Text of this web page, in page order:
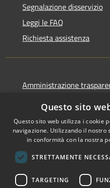
Segnalazione disservizio
Leggi le FAQ
Richiesta assistenza
Amministrazione
Dichiarazione di
RSS
Questo sito
Questo sito web utilizza i cookie
navigazione. Utilizzando il nostro
in conformità con la nostra
STRETTAMENTE
TARGETING